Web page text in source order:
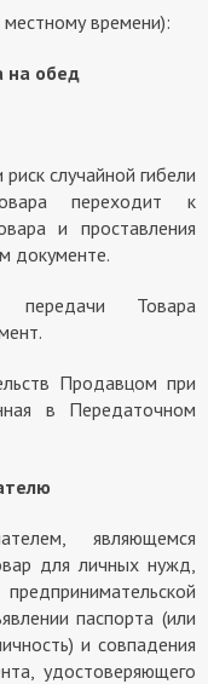
времени):
на обед
случайной гибели
переходит к
и проставления
документе.
Товара
Продавцом при
в Передаточном
являющемся
для личных нужд,
паспорта (или
и совпадения
удостоверяющего